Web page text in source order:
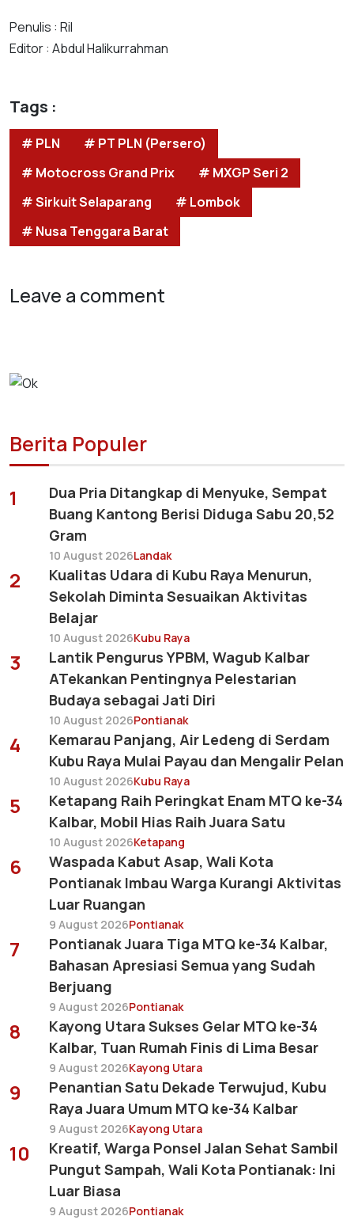
Penulis : Ril
Editor : Abdul Halikurrahman
Tags :
# PLN
# PT PLN (Persero)
# Motocross Grand Prix
# MXGP Seri 2
# Sirkuit Selaparang
# Lombok
# Nusa Tenggara Barat
Leave a comment
Berita Populer
1
Dua Pria Ditangkap di Menyuke, Sempat
Buang Kantong Berisi Diduga Sabu 20,52
Gram
10 August 2026Landak
2
Kualitas Udara di Kubu Raya Menurun,
Sekolah Diminta Sesuaikan Aktivitas
Belajar
10 August 2026Kubu Raya
3
Lantik Pengurus YPBM, Wagub Kalbar
ATekankan Pentingnya Pelestarian
Budaya sebagai Jati Diri
10 August 2026Pontianak
4
Kemarau Panjang, Air Ledeng di Serdam
Kubu Raya Mulai Payau dan Mengalir Pelan
10 August 2026Kubu Raya
5
Ketapang Raih Peringkat Enam MTQ ke-34
Kalbar, Mobil Hias Raih Juara Satu
10 August 2026Ketapang
6
Waspada Kabut Asap, Wali Kota
Pontianak Imbau Warga Kurangi Aktivitas
Luar Ruangan
9 August 2026Pontianak
7
Pontianak Juara Tiga MTQ ke-34 Kalbar,
Bahasan Apresiasi Semua yang Sudah
Berjuang
9 August 2026Pontianak
8
Kayong Utara Sukses Gelar MTQ ke-34
Kalbar, Tuan Rumah Finis di Lima Besar
9 August 2026Kayong Utara
9
Penantian Satu Dekade Terwujud, Kubu
Raya Juara Umum MTQ ke-34 Kalbar
9 August 2026Kayong Utara
10
Kreatif, Warga Ponsel Jalan Sehat Sambil
Pungut Sampah, Wali Kota Pontianak: Ini
Luar Biasa
9 August 2026Pontianak